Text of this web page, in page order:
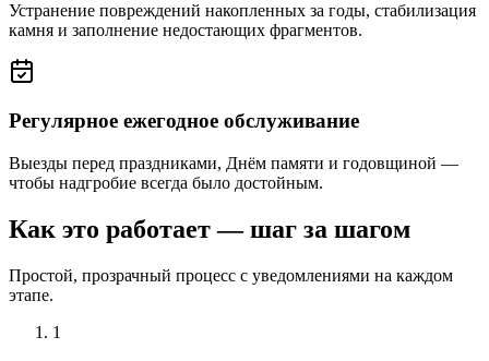
Устранение повреждений накопленных за годы, стабилизация
камня и заполнение недостающих фрагментов.
Регулярное ежегодное обслуживание
Выезды перед праздниками, Днём памяти и годовщиной —
чтобы надгробие всегда было достойным.
Как это работает — шаг за шагом
Простой, прозрачный процесс с уведомлениями на каждом
этапе.
1